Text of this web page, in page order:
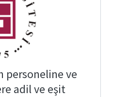
personeline ve
adil ve eşit